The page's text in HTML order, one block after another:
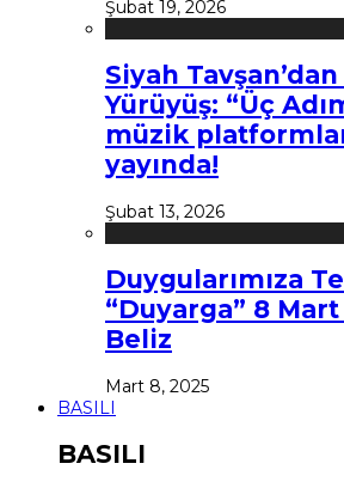
Şubat 19, 2026
Siyah
Yürüyüş: “Üç
müzik
yayında!
Şubat 13, 2026
Duygularımıza
“Duyarga” 8
Beliz
Mart 8, 2025
BASILI
BASILI